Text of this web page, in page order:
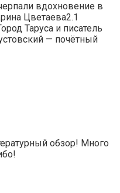
вдохновение в
Цветаева2.1
Таруса и писатель
— почётный
обзор! Много